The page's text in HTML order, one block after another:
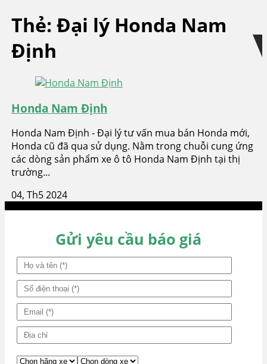
Skip
navigation
Skip
content
Thẻ: Đại lý Honda Nam
Định
Honda Nam Định
Honda Nam Định - Đại lý tư vấn mua bán Honda mới,
Honda cũ đã qua sử dụng. Nằm trong chuỗi cung ứng
các dòng sản phẩm xe ô tô Honda Nam Định tại thị
trường...
04, Th5 2024
Gửi yêu cầu báo giá